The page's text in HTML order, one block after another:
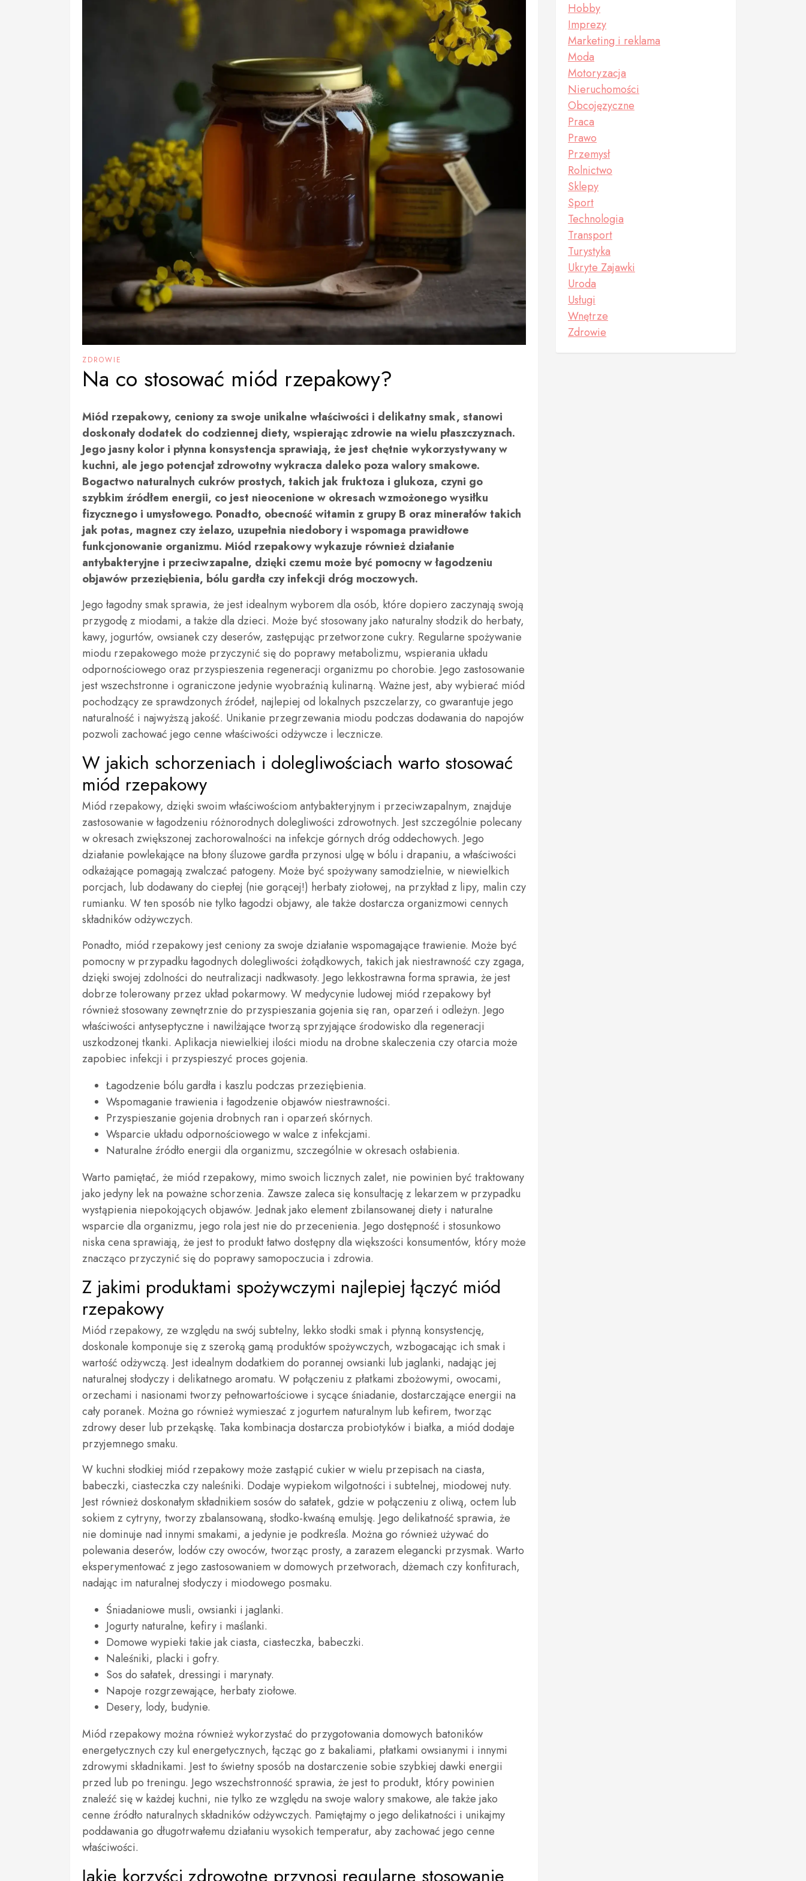
ZDROWIE
Na co stosować miód rzepakowy?
Miód rzepakowy, ceniony za swoje unikalne właściwości i delikatny smak, stanowi
doskonały dodatek do codziennej diety, wspierając zdrowie na wielu płaszczyznach.
Jego jasny kolor i płynna konsystencja sprawiają, że jest chętnie wykorzystywany w
kuchni, ale jego potencjał zdrowotny wykracza daleko poza walory smakowe.
Bogactwo naturalnych cukrów prostych, takich jak fruktoza i glukoza, czyni go
szybkim źródłem energii, co jest nieocenione w okresach wzmożonego wysiłku
fizycznego i umysłowego. Ponadto, obecność witamin z grupy B oraz minerałów takich
jak potas, magnez czy żelazo, uzupełnia niedobory i wspomaga prawidłowe
funkcjonowanie organizmu. Miód rzepakowy wykazuje również działanie
antybakteryjne i przeciwzapalne, dzięki czemu może być pomocny w łagodzeniu
objawów przeziębienia, bólu gardła czy infekcji dróg moczowych.
Jego łagodny smak sprawia, że jest idealnym wyborem dla osób, które dopiero zaczynają swoją
przygodę z miodami, a także dla dzieci. Może być stosowany jako naturalny słodzik do herbaty,
kawy, jogurtów, owsianek czy deserów, zastępując przetworzone cukry. Regularne spożywanie
miodu rzepakowego może przyczynić się do poprawy metabolizmu, wspierania układu
odpornościowego oraz przyspieszenia regeneracji organizmu po chorobie. Jego zastosowanie
jest wszechstronne i ograniczone jedynie wyobraźnią kulinarną. Ważne jest, aby wybierać miód
pochodzący ze sprawdzonych źródeł, najlepiej od lokalnych pszczelarzy, co gwarantuje jego
naturalność i najwyższą jakość. Unikanie przegrzewania miodu podczas dodawania do napojów
pozwoli zachować jego cenne właściwości odżywcze i lecznicze.
W jakich schorzeniach i dolegliwościach warto stosować
miód rzepakowy
Miód rzepakowy, dzięki swoim właściwościom antybakteryjnym i przeciwzapalnym, znajduje
zastosowanie w łagodzeniu różnorodnych dolegliwości zdrowotnych. Jest szczególnie polecany
w okresach zwiększonej zachorowalności na infekcje górnych dróg oddechowych. Jego
działanie powlekające na błony śluzowe gardła przynosi ulgę w bólu i drapaniu, a właściwości
odkażające pomagają zwalczać patogeny. Może być spożywany samodzielnie, w niewielkich
porcjach, lub dodawany do ciepłej (nie gorącej!) herbaty ziołowej, na przykład z lipy, malin czy
rumianku. W ten sposób nie tylko łagodzi objawy, ale także dostarcza organizmowi cennych
składników odżywczych.
Ponadto, miód rzepakowy jest ceniony za swoje działanie wspomagające trawienie. Może być
pomocny w przypadku łagodnych dolegliwości żołądkowych, takich jak niestrawność czy zgaga,
dzięki swojej zdolności do neutralizacji nadkwasoty. Jego lekkostrawna forma sprawia, że jest
dobrze tolerowany przez układ pokarmowy. W medycynie ludowej miód rzepakowy był
również stosowany zewnętrznie do przyspieszania gojenia się ran, oparzeń i odleżyn. Jego
właściwości antyseptyczne i nawilżające tworzą sprzyjające środowisko dla regeneracji
uszkodzonej tkanki. Aplikacja niewielkiej ilości miodu na drobne skaleczenia czy otarcia może
zapobiec infekcji i przyspieszyć proces gojenia.
Łagodzenie bólu gardła i kaszlu podczas przeziębienia.
Wspomaganie trawienia i łagodzenie objawów niestrawności.
Przyspieszanie gojenia drobnych ran i oparzeń skórnych.
Wsparcie układu odpornościowego w walce z infekcjami.
Naturalne źródło energii dla organizmu, szczególnie w okresach osłabienia.
Warto pamiętać, że miód rzepakowy, mimo swoich licznych zalet, nie powinien być traktowany
jako jedyny lek na poważne schorzenia. Zawsze zaleca się konsultację z lekarzem w przypadku
wystąpienia niepokojących objawów. Jednak jako element zbilansowanej diety i naturalne
wsparcie dla organizmu, jego rola jest nie do przecenienia. Jego dostępność i stosunkowo
niska cena sprawiają, że jest to produkt łatwo dostępny dla większości konsumentów, który może
znacząco przyczynić się do poprawy samopoczucia i zdrowia.
Z jakimi produktami spożywczymi najlepiej łączyć miód
rzepakowy
Miód rzepakowy, ze względu na swój subtelny, lekko słodki smak i płynną konsystencję,
doskonale komponuje się z szeroką gamą produktów spożywczych, wzbogacając ich smak i
wartość odżywczą. Jest idealnym dodatkiem do porannej owsianki lub jaglanki, nadając jej
naturalnej słodyczy i delikatnego aromatu. W połączeniu z płatkami zbożowymi, owocami,
orzechami i nasionami tworzy pełnowartościowe i sycące śniadanie, dostarczające energii na
cały poranek. Można go również wymieszać z jogurtem naturalnym lub kefirem, tworząc
zdrowy deser lub przekąskę. Taka kombinacja dostarcza probiotyków i białka, a miód dodaje
przyjemnego smaku.
W kuchni słodkiej miód rzepakowy może zastąpić cukier w wielu przepisach na ciasta,
babeczki, ciasteczka czy naleśniki. Dodaje wypiekom wilgotności i subtelnej, miodowej nuty.
Jest również doskonałym składnikiem sosów do sałatek, gdzie w połączeniu z oliwą, octem lub
sokiem z cytryny, tworzy zbalansowaną, słodko-kwaśną emulsję. Jego delikatność sprawia, że
nie dominuje nad innymi smakami, a jedynie je podkreśla. Można go również używać do
polewania deserów, lodów czy owoców, tworząc prosty, a zarazem elegancki przysmak. Warto
eksperymentować z jego zastosowaniem w domowych przetworach, dżemach czy konfiturach,
nadając im naturalnej słodyczy i miodowego posmaku.
Śniadaniowe musli, owsianki i jaglanki.
Jogurty naturalne, kefiry i maślanki.
Domowe wypieki takie jak ciasta, ciasteczka, babeczki.
Naleśniki, placki i gofry.
Sos do sałatek, dressingi i marynaty.
Napoje rozgrzewające, herbaty ziołowe.
Desery, lody, budynie.
Miód rzepakowy można również wykorzystać do przygotowania domowych batoników
energetycznych czy kul energetycznych, łącząc go z bakaliami, płatkami owsianymi i innymi
zdrowymi składnikami. Jest to świetny sposób na dostarczenie sobie szybkiej dawki energii
przed lub po treningu. Jego wszechstronność sprawia, że jest to produkt, który powinien
znaleźć się w każdej kuchni, nie tylko ze względu na swoje walory smakowe, ale także jako
cenne źródło naturalnych składników odżywczych. Pamiętajmy o jego delikatności i unikajmy
poddawania go długotrwałemu działaniu wysokich temperatur, aby zachować jego cenne
właściwości.
Hobby
Imprezy
Marketing i reklama
Moda
Motoryzacja
Nieruchomości
Obcojęzyczne
Praca
Prawo
Przemysł
Rolnictwo
Sklepy
Sport
Technologia
Transport
Turystyka
Ukryte Zajawki
Uroda
Usługi
Wnętrze
Zdrowie